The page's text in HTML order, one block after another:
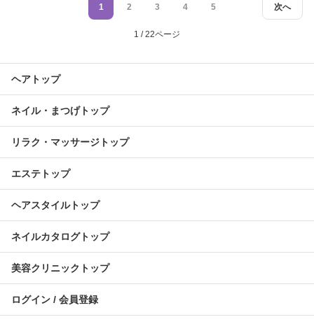
次へ
1 2 3 4 5
1 / 22ページ
ヘアトップ
ネイル・まつげトップ
リラク・マッサージトップ
エステトップ
ヘアスタイルトップ
ネイルカタログトップ
美容クリニックトップ
ログイン / 会員登録